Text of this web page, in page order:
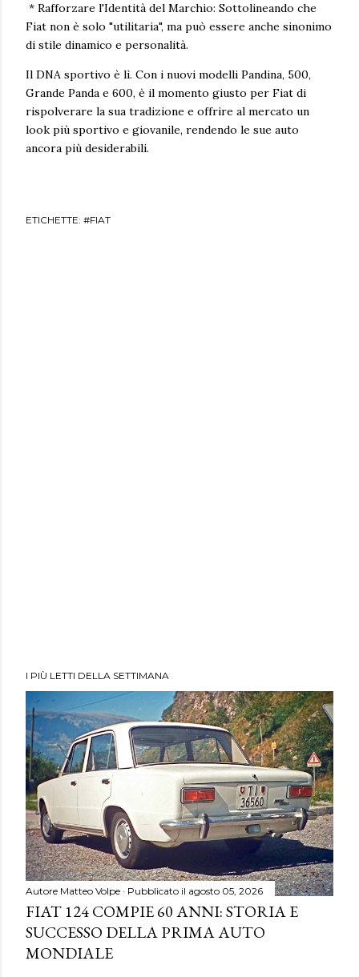
* Rafforzare l'Identità del Marchio: Sottolineando che
Fiat non è solo "utilitaria", ma può essere anche sinonimo
di stile dinamico e personalità.
Il DNA sportivo è lì. Con i nuovi modelli Pandina, 500,
Grande Panda e 600, è il momento giusto per Fiat di
rispolverare la sua tradizione e offrire al mercato un
look più sportivo e giovanile, rendendo le sue auto
ancora più desiderabili.
ETICHETTE: #FIAT
I PIÙ LETTI DELLA SETTIMANA
Autore Matteo Volpe Pubblicato il agosto 05, 2026
FIAT 124 COMPIE 60 ANNI: STORIA E
SUCCESSO DELLA PRIMA AUTO
MONDIALE